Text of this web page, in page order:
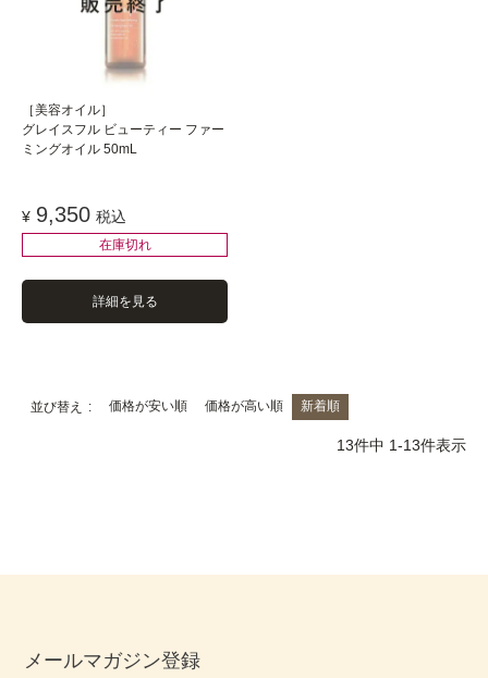
［美容オイル］
グレイスフル ビューティー ファー
ミングオイル 50mL
¥ 9,350 税込
在庫切れ
詳細を見る
並び替え 価格が安い順 価格が高い順 新着順
13件中 1-13件表示
メールマガジン登録